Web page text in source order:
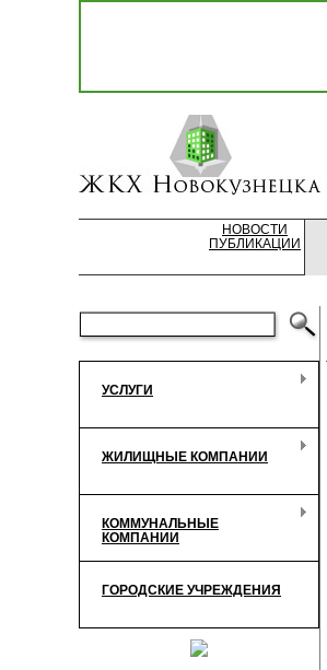
НОВОСТИ
ПУБЛИКАЦИИ
УСЛУГИ
ЖИЛИЩНЫЕ КОМПАНИИ
КОММУНАЛЬНЫЕ
КОМПАНИИ
ГОРОДСКИЕ УЧРЕЖДЕНИЯ